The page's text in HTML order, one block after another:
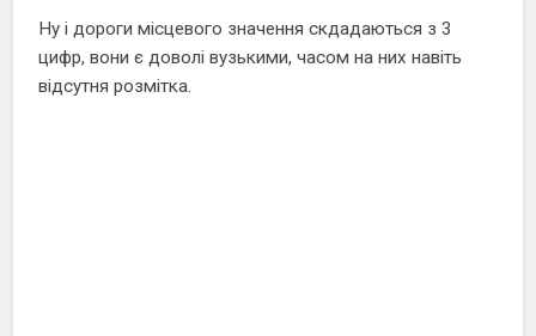
Ну і дороги місцевого значення скдадаються з 3
цифр, вони є доволі вузькими, часом на них навіть
відсутня розмітка.